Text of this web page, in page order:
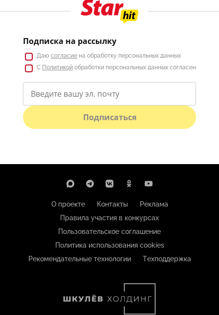
Подписка на рассылку
Даю согласие на обработку персональных данных
С Политикой обработки персональных данных согласен
Подписаться
О проекте Контакты
Реклама
Правила участия в конкурсах
Пользовательское соглашение
Политика использования cookies
Рекомендательные технологии
Техподдержка